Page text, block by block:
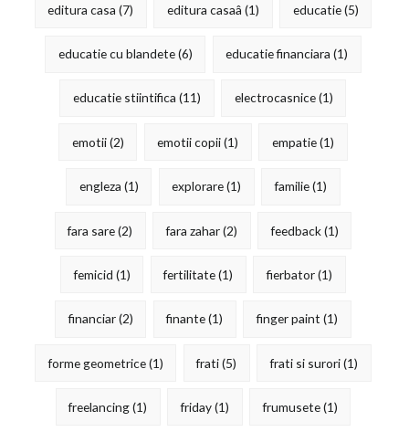
editura casa (7) editura casaâ (1) educatie(5)
educatie cu blandete(6) educatie financiara (1)
educatie stiintifica (11) electrocasnice(1)
emotii(2) emotii copii(1) empatie(1)
engleza (1) explorare(1) familie(1)
fara sare(2) fara zahar(2) feedback(1)
femicid (1) fertilitate(1) fierbator(1)
financiar(2) finante(1) finger paint (1)
forme geometrice(1) frati(5) frati si surori(1)
freelancing(1) friday(1) frumusete(1)